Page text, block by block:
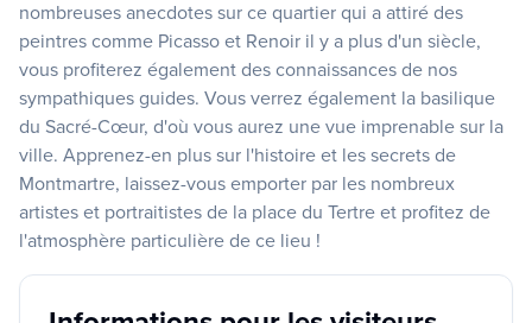
nombreuses anecdotes sur ce quartier qui a attiré des
peintres comme Picasso et Renoir il y a plus d'un siècle,
vous profiterez également des connaissances de nos
sympathiques guides. Vous verrez également la basilique
du Sacré-Cœur, d'où vous aurez une vue imprenable sur la
ville. Apprenez-en plus sur l'histoire et les secrets de
Montmartre, laissez-vous emporter par les nombreux
artistes et portraitistes de la place du Tertre et profitez de
l'atmosphère particulière de ce lieu !